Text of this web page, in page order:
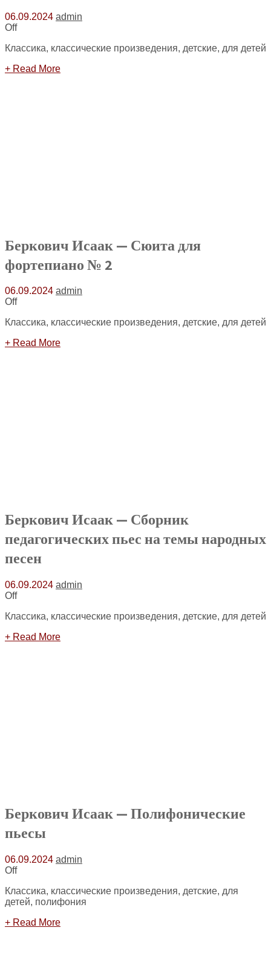
06.09.2024 admin
Off
Классика, классические произведения, детские, для детей
+ Read More
Беркович Исаак — Сюита для
фортепиано № 2
06.09.2024 admin
Off
Классика, классические произведения, детские, для детей
+ Read More
Беркович Исаак — Сборник
педагогических пьес на темы народных
песен
06.09.2024 admin
Off
Классика, классические произведения, детские, для детей
+ Read More
Беркович Исаак — Полифонические
пьесы
06.09.2024 admin
Off
Классика, классические произведения, детские, для
детей, полифония
+ Read More